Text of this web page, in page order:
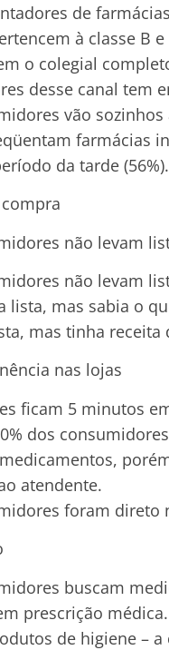
de
à classe B e
o colegial
desse canal tem
vão
farmácias
da tarde (56%).
não levam
não levam
lista, mas sabia o
mas tinha
nas lojas
ficam 5 minutos
dos
atendente.
foram direto
buscam
prescrição médica.
de higiene –